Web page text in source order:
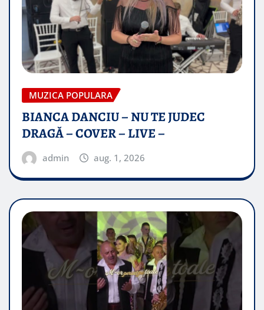
MUZICA POPULARA
BIANCA DANCIU – NU TE JUDEC
DRAGĂ – COVER – LIVE –
admin aug. 1, 2026